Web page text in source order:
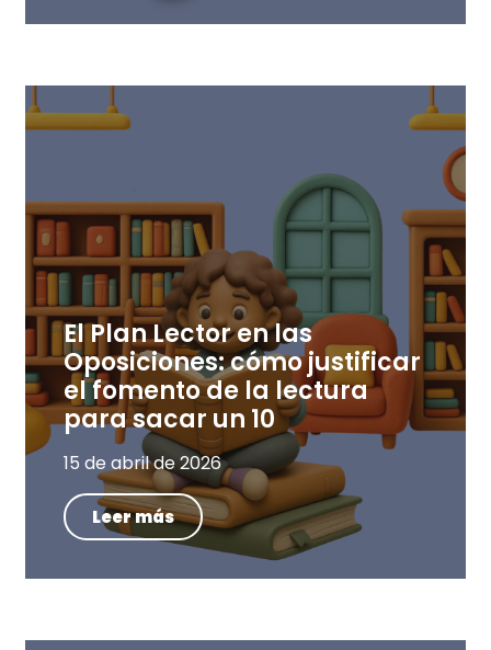
El Plan Lector en las
Oposiciones: cómo justificar
el fomento de la lectura
para sacar un 10
15 de abril de 2026
Leer más